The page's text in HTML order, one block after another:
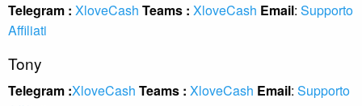
Telegram : XloveCash Teams : XloveCash Email: Supporto
Affiliati
Tony
Telegram :XloveCash Teams : XloveCash Email: Supporto